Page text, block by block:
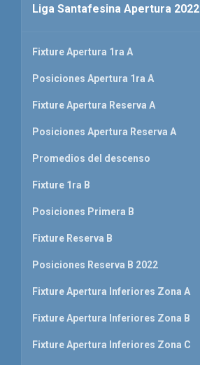
Liga Santafesina Apertura 2022
Fixture Apertura 1ra A
Posiciones Apertura 1ra A
Fixture Apertura Reserva A
Posiciones Apertura Reserva A
Promedios del descenso
Fixture 1ra B
Posiciones Primera B
Fixture Reserva B
Posiciones Reserva B 2022
Fixture Apertura Inferiores Zona A
Fixture Apertura Inferiores Zona B
Fixture Apertura Inferiores Zona C